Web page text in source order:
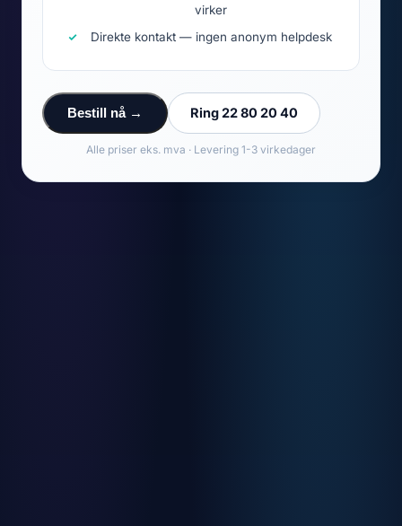
virker
Direkte kontakt — ingen anonym helpdesk
Bestill nå → Ring 22 80 20 40
Alle priser eks. mva · Levering 1-3 virkedager